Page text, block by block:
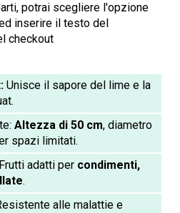
potrai scegliere l'opzione
inserire il testo del
checkout
Unisce il sapore del lime e la
Altezza di 50 cm, diametro
spazi limitati.
adatti per condimenti,
.
alle malattie e